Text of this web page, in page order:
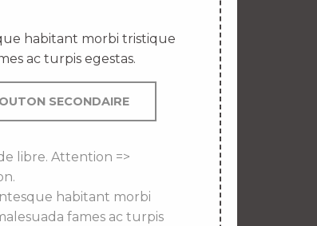
habitant morbi tristique
ac turpis egestas.
SECONDAIRE
libre. Attention =>
habitant morbi
fames ac turpis